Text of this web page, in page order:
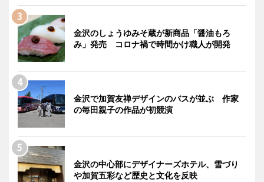
金沢のしょうゆみそ蔵が新商品「醤油もろ
み」発売 コロナ禍で時間かけ職人が開発
金沢で加賀友禅デザインのバスが並ぶ 作家
の毎田親子の作品が初競演
金沢の中心部にデザイナーズホテル、雪づり
や加賀五彩など歴史と文化を反映